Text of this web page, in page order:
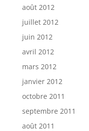
août 2012
juillet 2012
juin 2012
avril 2012
mars 2012
janvier 2012
octobre 2011
septembre 2011
août 2011